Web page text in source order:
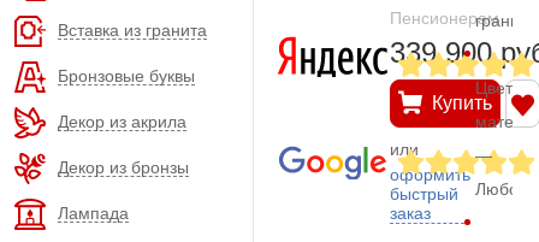
Вставка из гранита
Бронзовые буквы
Декор из акрила
Декор из бронзы
Лампада
Пенсионерам
339.900
Купить
или
оформить
быстрый
заказ
гранит
Цвет
—
Любой